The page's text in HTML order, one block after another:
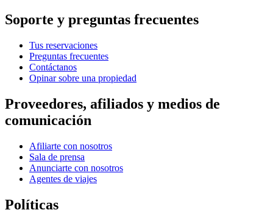
Soporte y preguntas frecuentes
Tus reservaciones
Preguntas frecuentes
Contáctanos
Opinar sobre una propiedad
Proveedores, afiliados y medios de
comunicación
Afiliarte con nosotros
Sala de prensa
Anunciarte con nosotros
Agentes de viajes
Políticas